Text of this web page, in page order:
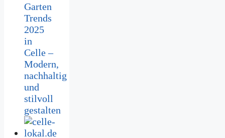
Garten
Trends
2025
in
Celle –
Modern,
nachhaltig
und
stilvoll
gestalten